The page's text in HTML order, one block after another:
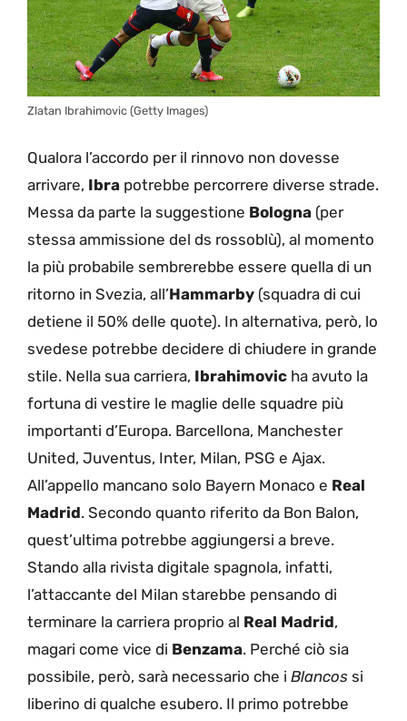
Zlatan Ibrahimovic (Getty Images)
Qualora l’accordo per il rinnovo non dovesse
arrivare, Ibra potrebbe percorrere diverse strade.
Messa da parte la suggestione Bologna (per
stessa ammissione del ds rossoblù), al momento
la più probabile sembrerebbe essere quella di un
ritorno in Svezia, all’Hammarby (squadra di cui
detiene il 50% delle quote). In alternativa, però, lo
svedese potrebbe decidere di chiudere in grande
stile. Nella sua carriera, Ibrahimovic ha avuto la
fortuna di vestire le maglie delle squadre più
importanti d’Europa. Barcellona, Manchester
United, Juventus, Inter, Milan, PSG e Ajax.
All’appello mancano solo Bayern Monaco e Real
Madrid. Secondo quanto riferito da Bon Balon,
quest’ultima potrebbe aggiungersi a breve.
Stando alla rivista digitale spagnola, infatti,
l’attaccante del Milan starebbe pensando di
terminare la carriera proprio al Real Madrid,
magari come vice di Benzama. Perché ciò sia
possibile, però, sarà necessario che i Blancos si
liberino di qualche esubero. Il primo potrebbe